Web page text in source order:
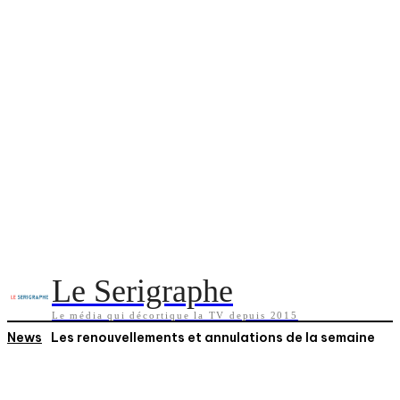
Le Serigraphe
Le média qui décortique la TV depuis 2015
News Les renouvellements et annulations de la semaine